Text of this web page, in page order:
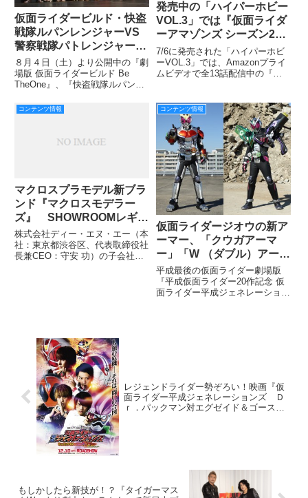
仮面ライダービルド・快盗
戦隊ルパンレンジャーVS
警察戦隊パトレンジャー
映画完成披露イベントが７
月26日（木）六本木ヒルズ
アリーナにて開催★
８月４日（土）より公開中の『劇
場版 仮面ライダービルド Be
TheOne』、『快盗戦隊ルパンレ
完成を記念して、六本木ヒルズア
発売中の「ハイパーホビー
VOL.3」では『仮面ライダ
ーアマゾンズ シーズン2』
より仁さんこと谷口賢志さ
んと七羽さんこと東亜優さ
んによる対談を掲載！ さ
ジも!!
7/6に発売された「ハイパーホビ
ーVOL.3」では、Amazonプライ
ムビデオで全13話配信中の『仮
られた谷口賢志さんと、泉七羽を
演じられた東亜優さんにお話を伺
いました！
コンテンツ情報
マクロスプラモデル新ブラ
ンド『マクロスモデラー
ズ』 SHOWROOMレギュ
ラー番組の初回配信日程が
2016年2月26日からに決定
株式会社ディー・エヌ・エー（本
社：東京都渋谷区、代表取締役社
長兼CEO：守安 功）の子会社で
コンテンツ情報
仮面ライダージオウの新ア
ーマー、「クウガアーマ
ー」「W （ダブル）アーマ
ー」が映画に登場！
平成最後の仮面ライダー劇場版
『平成仮面ライダー20作記念 仮
面ライダー平成ジェネレーション
レジェンドライダー勢ぞろい！映画『仮
面ライダー平成ジェネレーションズ Ｄ
ｒ．パックマン対エグゼイド＆ゴースト
もしかしたら新技が！？『タイガーマス